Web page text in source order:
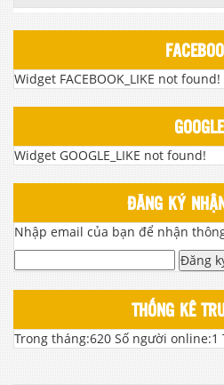
Widget FACEBOOK_LIKE not found!
GOOGLE
Widget GOOGLE_LIKE not found!
ĐĂNG KÝ
Nhập email của bạn để nhận
Đăng
THỐNG KÊ
Trong tháng:620 Số người online:1